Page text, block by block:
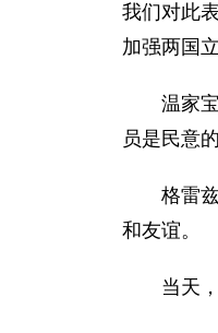
我们对此
加强两国
温家宝
员是民意
格雷兹
和友谊。
当天，